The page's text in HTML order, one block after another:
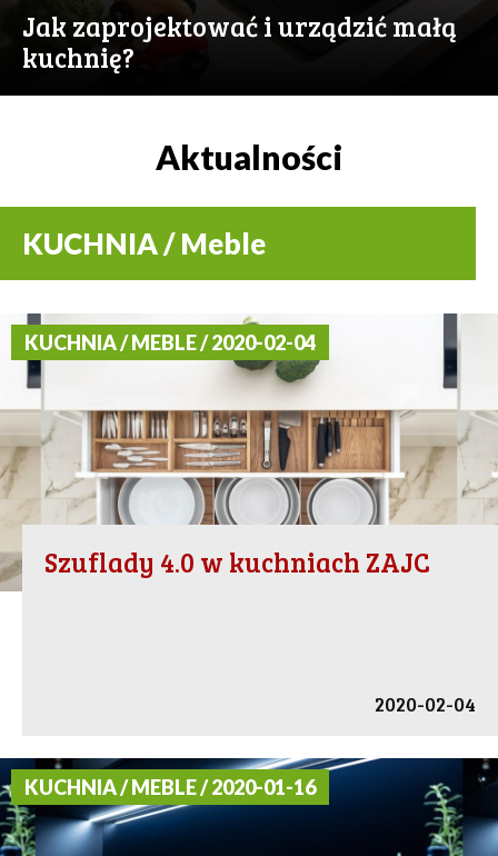
Jak zaprojektować i urządzić małą
kuchnię?
Aktualności
KUCHNIA / Meble
KUCHNIA / MEBLE / 2020-02-04
Szuflady 4.0 w kuchniach ZAJC
2020-02-04
KUCHNIA / MEBLE / 2020-01-16